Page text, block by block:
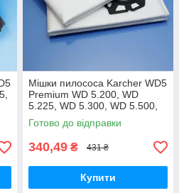
Мішки пилососа Karcher WD5
Premium WD 5.200, WD
5.225, WD 5.300, WD 5.500,
WD 5.470, WD 5.260, WD
5.400, WD 5.450, WD 5.220 -
2шт
Готово до відправки
340,49 ₴ 431 ₴
Купити